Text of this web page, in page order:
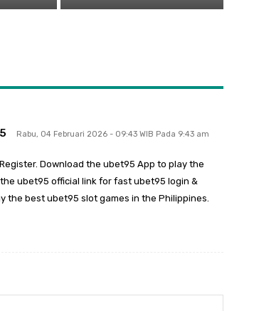
Rabu, 04 Februari 2026 - 09:43 WIB Pada 9:43 am
Download the ubet95 App to play the
ubet95 official link for fast ubet95 login &
the best ubet95 slot games in the Philippines.